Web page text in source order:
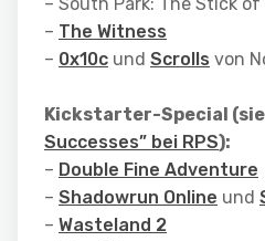
– The Witness
– 0x10c und Scrolls von
Kickstarter-Special
Successes” bei RPS):
– Double Fine Adventure
– Shadowrun Online und
– Wasteland 2